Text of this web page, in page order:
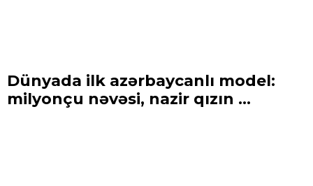
Dünyada ilk azərbaycanlı model:
milyonçu nəvəsi, nazir qızın ...